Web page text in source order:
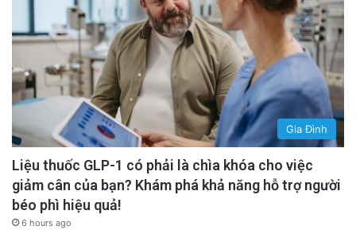
Gia Đình
Liệu thuốc GLP-1 có phải là chìa khóa cho việc
giảm cân của bạn? Khám phá khả năng hỗ trợ người
béo phì hiệu quả!
6 hours ago